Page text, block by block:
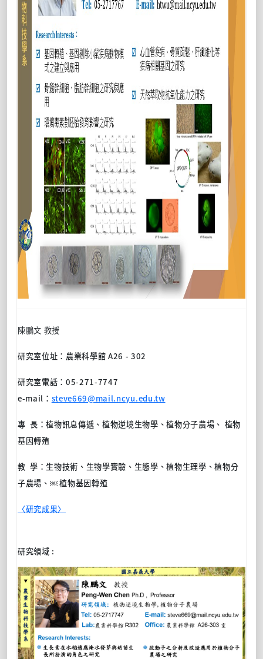
陳鵬文 教授
研究室位址： 農業科學館 A26 - 302
研究室電話：05-271-7747
e-mail ： steve669@mail.ncyu.edu.tw
專 長：植物訊息傳遞、植物逆境生物學、植物分子農場、 植物
基因轉殖
教 學：生物技術、生物學實驗、生態學、植物生理學、植物分
子農場、￼ 植物基因轉殖
〈研究成果〉
研究領域 :